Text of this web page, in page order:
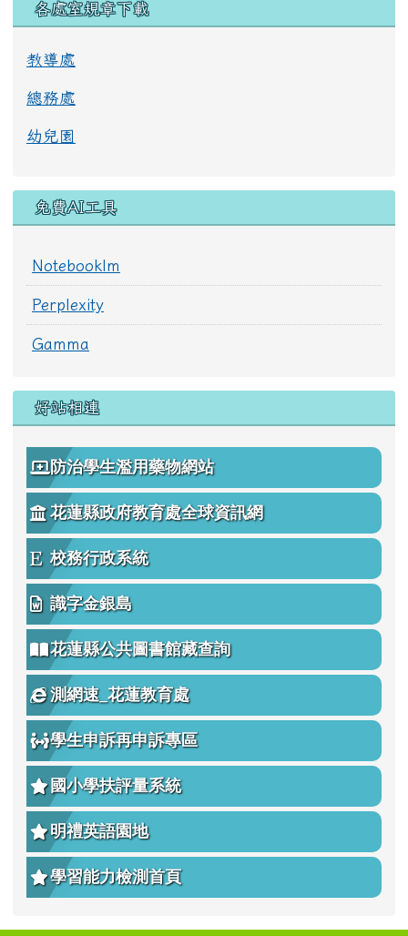
各處室規章下載
教導處
總務處
幼兒園
免費AI工具
Notebooklm
Perplexity
Gamma
好站相連
防治學生濫用藥物網站
花蓮縣政府教育處全球資訊網
校務行政系統
識字金銀島
花蓮縣公共圖書館藏查詢
測網速_花蓮教育處
學生申訴再申訴專區
國小學扶評量系統
明禮英語園地
學習能力檢測首頁